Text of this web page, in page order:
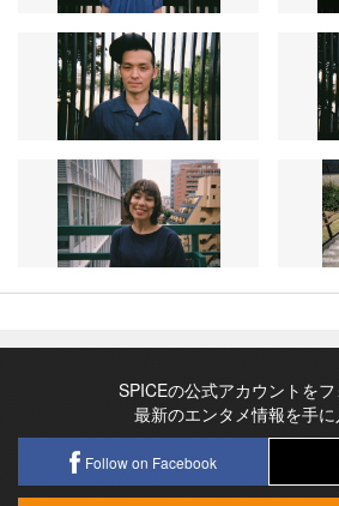
SPICEの公式アカウントを
最新のエンタメ情報を手に
Follow on Facebook